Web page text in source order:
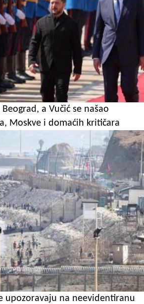
a Vučić se našao
Moskve i domaćih kritičara
upozoravaju na neevidentiranu